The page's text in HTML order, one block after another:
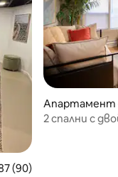
оценка: 4,87 от 5,
(90)
Апартамент
рк
2 спални с